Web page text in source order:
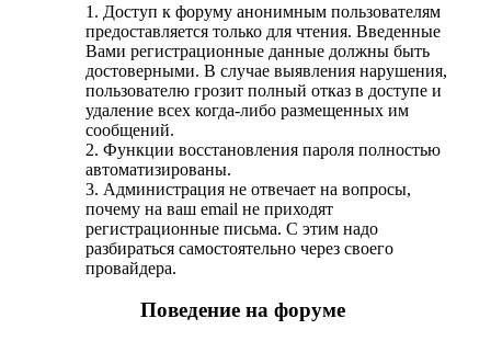
1. Доступ к форуму анонимным пользователям
предоставляется только для чтения. Введенные
Вами регистрационные данные должны быть
достоверными. В случае выявления нарушения,
пользователю грозит полный отказ в доступе и
удаление всех когда-либо размещенных им
сообщений.
2. Функции восстановления пароля полностью
автоматизированы.
3. Администрация не отвечает на вопросы,
почему на ваш email не приходят
регистрационные письма. С этим надо
разбираться самостоятельно через своего
провайдера.
Поведение на форуме